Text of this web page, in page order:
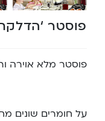
פוסטר ‘הדלקת
פוסטר מלא אוירה
על חומרים שונים